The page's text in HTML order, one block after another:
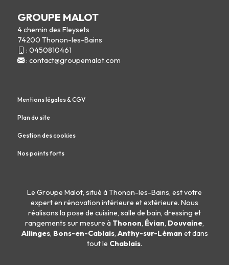
GROUPE MALOT
4 chemin des Fleysets
74200 Thonon-les-Bains
: 0450810461
: contact@groupemalot.com
Mentions légales & CGV
Plan du site
Gestion des cookies
Nos points forts
Le Groupe Malot, situé à Thonon-les-Bains, est votre
expert en rénovation intérieure etextérieure. Nous
réalisons lapose de cuisine, salle de bain, dressing et
rangements sur mesure à Thonon, Évian, Douvaine,
Allinges, Bons-en-Cablais, Anthy-sur-Léman et dans
tout le Chablais.